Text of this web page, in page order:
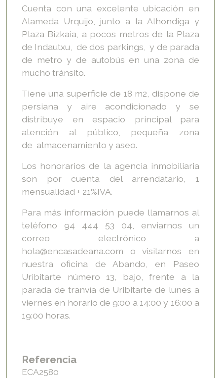
Cuenta con una excelente ubicación en
Alameda Urquijo, junto a la Alhondiga y
Plaza Bizkaia, a pocos metros de la Plaza
de Indautxu, de dos parkings, y de parada
de metro y de autobús en una zona de
mucho tránsito.
Tiene una superficie de 18 m2, dispone de
persiana y aire acondicionado y se
distribuye en espacio principal para
atención al público, pequeña zona
de almacenamiento y aseo.
Los honorarios de la agencia inmobiliaria
son por cuenta del arrendatario, 1
mensualidad + 21%IVA.
Para más información puede llamarnos al
teléfono 94 444 53 04, enviarnos un
correo electrónico a
hola@encasadeana.com o visitarnos en
nuestra oficina de Abando, en Paseo
Uribitarte número 13, bajo, frente a la
parada de tranvía de Uribitarte de lunes a
viernes en horario de 9:00 a 14:00 y 16:00 a
19:00 horas.
Referencia
ECA2580